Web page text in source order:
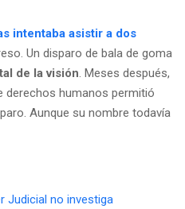
intentaba asistir a dos
Un disparo de bala de goma
de la visión. Meses después,
derechos humanos permitió
Aunque su nombre todavía
Judicial no investiga